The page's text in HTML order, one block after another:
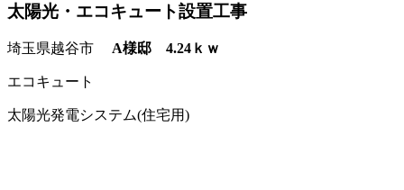
太陽光・エコキュート設置工事
埼玉県越谷市 A様邸 4.24ｋｗ
エコキュート
太陽光発電システム(住宅用)